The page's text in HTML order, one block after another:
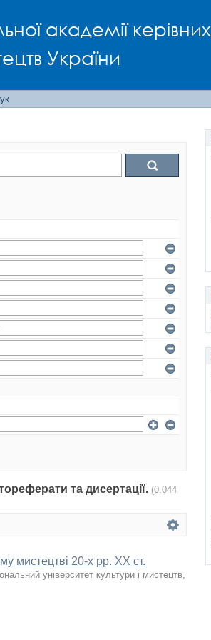
академії керівних
України
та дисертації. (0.044
мистецтві 20-х рр. ХХ ст.
університет культури і мистецтв,